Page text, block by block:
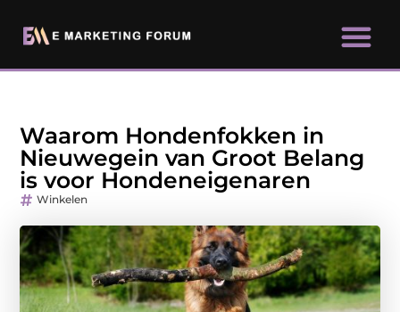
Waarom Hondenfokken in
Nieuwegein van Groot Belang
is voor Hondeneigenaren
Winkelen